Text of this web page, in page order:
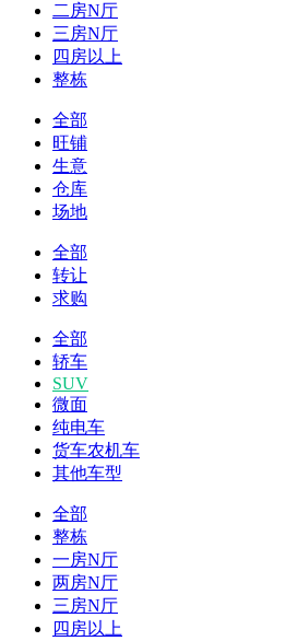
二房N厅
三房N厅
四房以上
整栋
全部
旺铺
生意
仓库
场地
全部
转让
求购
全部
轿车
SUV
微面
纯电车
货车农机车
其他车型
全部
整栋
一房N厅
两房N厅
三房N厅
四房以上